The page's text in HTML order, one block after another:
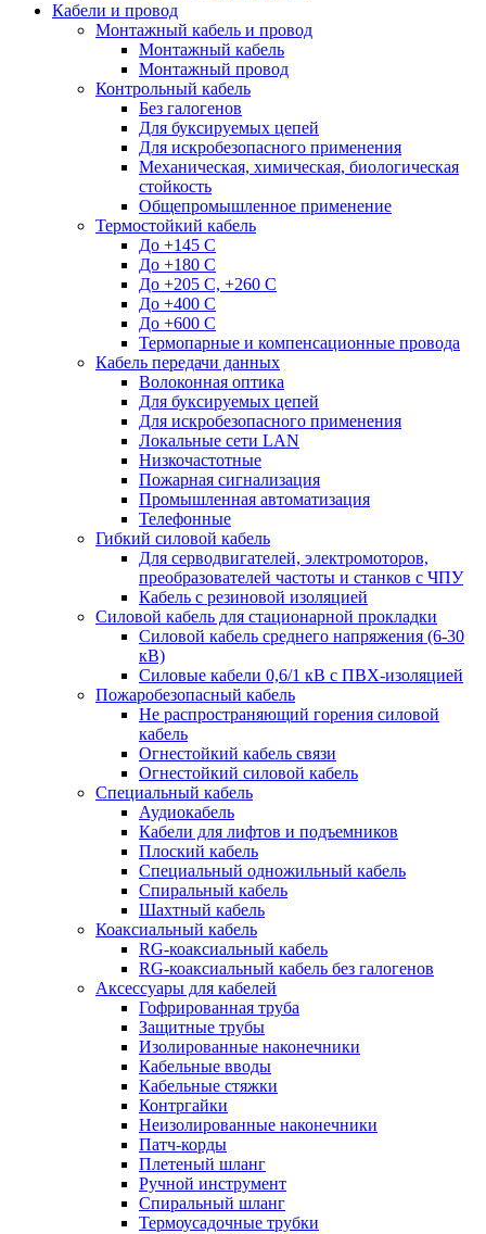
Кабели и провод
Монтажный кабель и провод
Монтажный кабель
Монтажный провод
Контрольный кабель
Без галогенов
Для буксируемых цепей
Для искробезопасного применения
Механическая, химическая, биологическая
стойкость
Общепромышленное применение
Термостойкий кабель
До +145 С
До +180 C
До +205 С, +260 С
До +400 C
До +600 С
Термопарные и компенсационные провода
Кабель передачи данных
Волоконная оптика
Для буксируемых цепей
Для искробезопасного применения
Локальные сети LAN
Низкочастотные
Пожарная сигнализация
Промышленная автоматизация
Телефонные
Гибкий силовой кабель
Для серводвигателей, электромоторов,
преобразователей частоты и станков с ЧПУ
Кабель с резиновой изоляцией
Силовой кабель для стационарной прокладки
Силовой кабель среднего напряжения (6-30
кВ)
Силовые кабели 0,6/1 кВ с ПВХ-изоляцией
Пожаробезопасный кабель
Не распространяющий горения силовой
кабель
Огнестойкий кабель связи
Огнестойкий силовой кабель
Специальный кабель
Аудиокабель
Кабели для лифтов и подъемников
Плоский кабель
Специальный одножильный кабель
Спиральный кабель
Шахтный кабель
Коаксиальный кабель
RG-коаксиальный кабель
RG-коаксиальный кабель без галогенов
Аксессуары для кабелей
Гофрированная труба
Защитные трубы
Изолированные наконечники
Кабельные вводы
Кабельные стяжки
Контргайки
Неизолированные наконечники
Патч-корды
Плетеный шланг
Ручной инструмент
Спиральный шланг
Термоусадочные трубки